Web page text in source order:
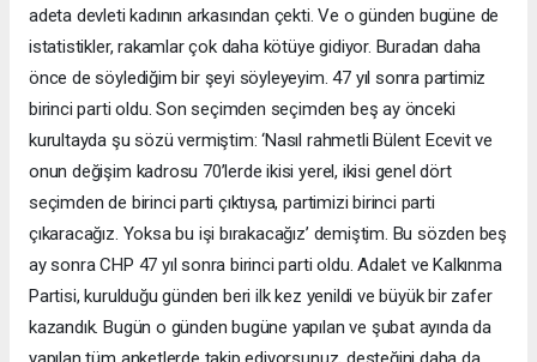
adeta devleti kadının arkasından çekti. Ve o günden bugüne de
istatistikler, rakamlar çok daha kötüye gidiyor. Buradan daha
önce de söylediğim bir şeyi söyleyeyim. 47 yıl sonra partimiz
birinci parti oldu. Son seçimden seçimden beş ay önceki
kurultayda şu sözü vermiştim: ‘Nasıl rahmetli Bülent Ecevit ve
onun değişim kadrosu 70’lerde ikisi yerel, ikisi genel dört
seçimden de birinci parti çıktıysa, partimizi birinci parti
çıkaracağız. Yoksa bu işi bırakacağız’ demiştim. Bu sözden beş
ay sonra CHP 47 yıl sonra birinci parti oldu. Adalet ve Kalkınma
Partisi, kurulduğu günden beri ilk kez yenildi ve büyük bir zafer
kazandık. Bugün o günden bugüne yapılan ve şubat ayında da